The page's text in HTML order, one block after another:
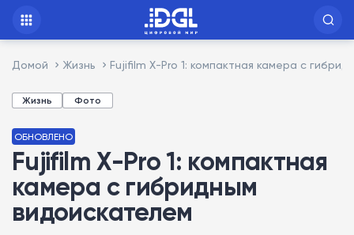
Домой Жизнь Fujifilm X-Pro 1: компактная камера с
Жизнь Фото
ОБНОВЛЕНО
Fujifilm X-Pro 1: компактная
камера с гибридным
видоискателем